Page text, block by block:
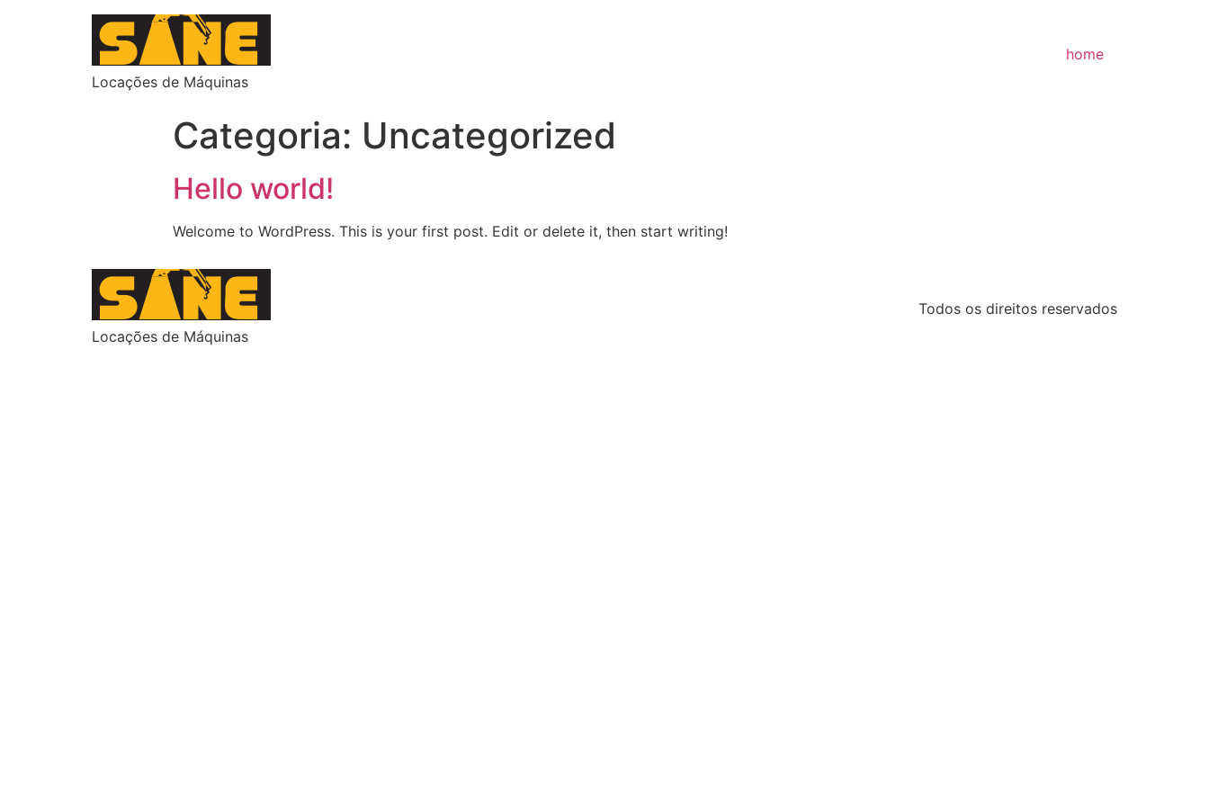
Locações de Máquinas
home
Categoria: Uncategorized
Hello world!
Welcome to WordPress. This is your first post. Edit or delete it, then start writing!
Locações de Máquinas
Todos os direitos reservados